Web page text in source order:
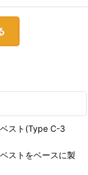
スト(Type C-3
ストをベースに製